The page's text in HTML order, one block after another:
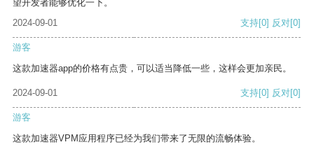
望开发者能够优化一下。
2024-09-01
支持[0] 反对[0]
游客
这款加速器app的价格有点贵，可以适当降低一些，这样会更加亲民。
2024-09-01 支持[0] 反对[0]
游客
这款加速器VPM应用程序已经为我们带来了无限的流畅体验。